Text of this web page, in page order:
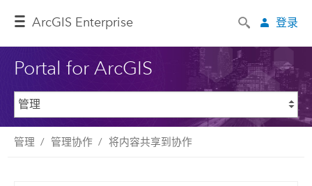
ArcGIS Enterprise 登录
Portal for ArcGIS
管理 管理协作 将内容共享到协作